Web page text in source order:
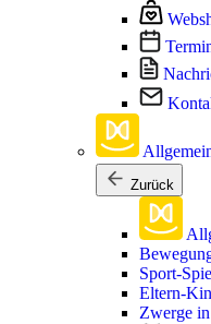
Zurück
Sport-
Eltern-
Zwerge